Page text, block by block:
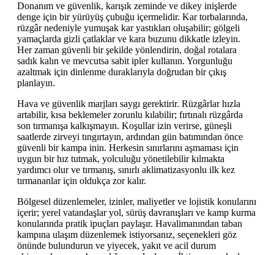
Donanım ve güvenlik, karışık zeminde ve dikey inişlerde
denge için bir yürüyüş çubuğu içermelidir. Kar torbalarında,
rüzgâr nedeniyle yumuşak kar yastıkları oluşabilir; gölgeli
yamaçlarda gizli çatlaklar ve kara buzunu dikkatle izleyin.
Her zaman güvenli bir şekilde yönlendirin, doğal rotalara
sadık kalın ve mevcutsa sabit ipler kullanın. Yorgunluğu
azaltmak için dinlenme duraklarıyla doğrudan bir çıkış
planlayın.
Hava ve güvenlik marjları saygı gerektirir. Rüzgârlar hızla
artabilir, kısa beklemeler zorunlu kılabilir; fırtınalı rüzgârda
son tırmanışa kalkışmayın. Koşullar izin verirse, güneşli
saatlerde zirveyi tıngırtayın, ardından gün batımından önce
güvenli bir kampa inin. Herkesin sınırlarını aşmaması için
uygun bir hız tutmak, yolculuğu yönetilebilir kılmakta
yardımcı olur ve tırmanış, sınırlı aklimatizasyonlu ilk kez
tırmananlar için oldukça zor kalır.
Bölgesel düzenlemeler, izinler, maliyetler ve lojistik konularını
içerir; yerel vatandaşlar yol, sürüş davranışları ve kamp kurma
konularında pratik ipuçları paylaşır. Havalimanından taban
kampına ulaşım düzenlemek istiyorsanız, seçenekleri göz
önünde bulundurun ve yiyecek, yakıt ve acil durum